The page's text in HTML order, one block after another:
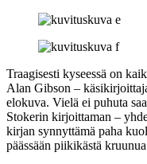
Traagisesti kyseessä on
Alan Gibson –
elokuva. Vielä ei puhuta
Stokerin kirjoittaman –
kirjan synnyttämä paha
päässään piikikästä